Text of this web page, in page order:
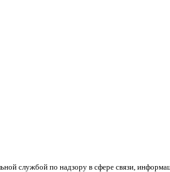
службой по надзору в сфере связи,